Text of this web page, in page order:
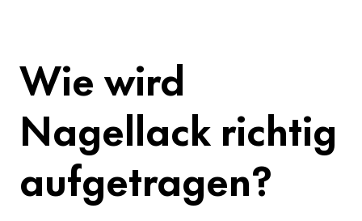
Wie wird
Nagellack richtig
aufgetragen?